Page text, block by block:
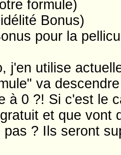
formule)
Bonus)
pour la
j'en utilise
va
à 0 ?! Si c'est le
et que vont
pas ? Ils seront